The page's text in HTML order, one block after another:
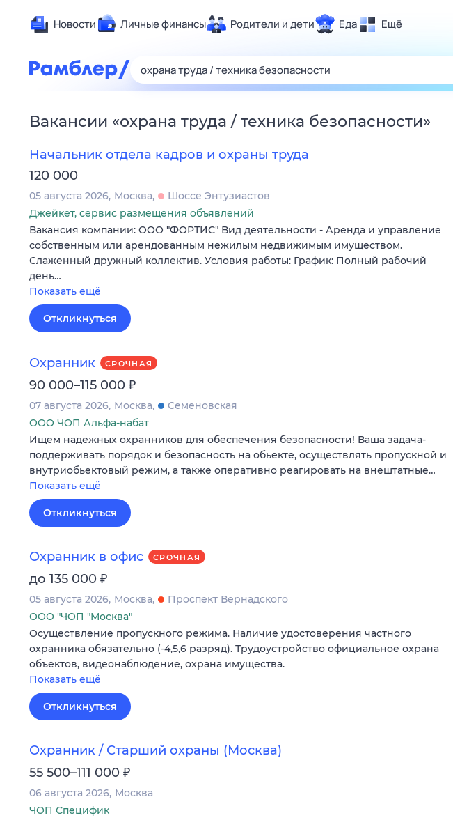
Новости Личные финансы Родители и дети Еда Ещё
Здоровье
Развлечения и отдых
Спорт
Карьера
Технологии и тренды
Сберегаем вместе
Гороскопы
Вакансии «охрана труда / техника безопасности»
Начальник отдела кадров и охраны труда
120 000
05 августа 2026 Москва
Шоссе Энтузиастов
Джейкет, сервис размещения объявлений
Вакансия компании: ООО "ФОРТИС" Вид деятельности - Аренда и управление
собственным или арендованным нежилым недвижимым имуществом.
Слаженный дружный коллектив. Условия работы: График: Полный рабочий
день…
Показать ещё
Откликнуться
Охранник СРОЧНАЯ
90 000–115 000 ₽
07 августа 2026 Москва
Семеновская
ООО ЧОП Альфа-набат
Ищем надежных охранников для обеспечения безопасности! Ваша задача-
поддерживать порядок и безопасность на обьекте, осуществлять пропускной и
внутриобьектовый режим, а также оперативно реагировать на внештатные…
Показать ещё
Откликнуться
Охранник в офис СРОЧНАЯ
до 135 000 ₽
05 августа 2026 Москва
Проспект Вернадского
ООО "ЧОП "Москва"
Осуществление пропускного режима. Наличие удостоверения частного
охранника обязательно (-4,5,6 разряд). Трудоустройство официальное охрана
объектов, видеонаблюдение, охрана имущества.
Показать ещё
Откликнуться
Охранник / Старший охраны (Москва)
55 500–111 000 ₽
06 августа 2026 Москва
ЧОП Специфик